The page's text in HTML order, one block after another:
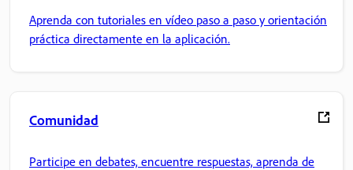
Aprenda con tutoriales en vídeo paso a paso y orientación
práctica directamente en la aplicación.
Comunidad
Participe en debates, encuentre respuestas, aprenda de